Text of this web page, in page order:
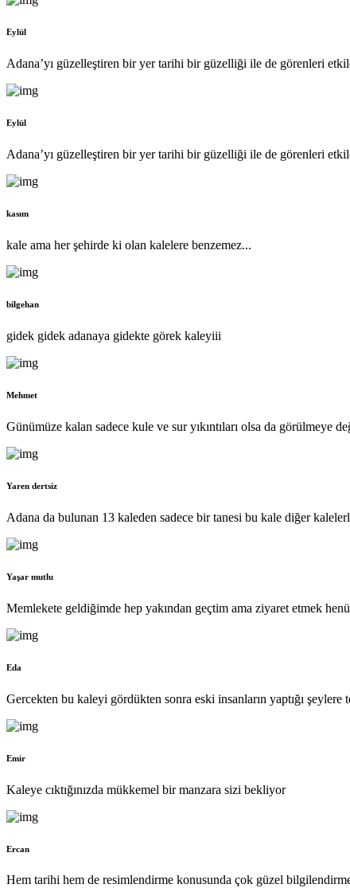
Eylül
Adana’yı güzelleştiren bir yer tarihi bir güzelliği ile de görenleri
Eylül
Adana’yı güzelleştiren bir yer tarihi bir güzelliği ile de görenleri
kasım
kale ama her şehirde ki olan kalelere benzemez...
bilgehan
gidek gidek adanaya gidekte görek kaleyiii
Mehmet
Günümüze kalan sadece kule ve sur yıkıntıları olsa da görülmeye
Yaren dertsiz
Adana da bulunan 13 kaleden sadece bir tanesi bu kale diğer
Yaşar mutlu
Memlekete geldiğimde hep yakından geçtim ama ziyaret etmek
Eda
Gercekten bu kaleyi gördükten sonra eski insanların yaptığı
Emir
Kaleye cıktığınızda mükkemel bir manzara sizi bekliyor
Ercan
Hem tarihi hem de resimlendirme konusunda çok güzel